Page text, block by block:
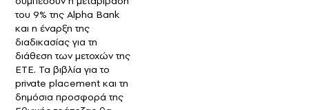
του 9% της Alpha Bank
και η έναρξη της
διαδικασίας για τη
διάθεση των μετοχών της
ΕΤΕ. Τα βιβλία για το
private placement και τη
δημόσια προσφορά της